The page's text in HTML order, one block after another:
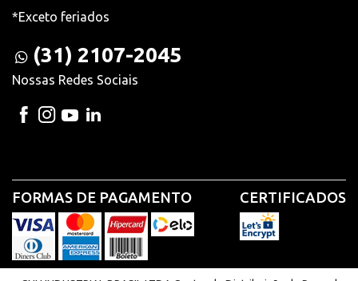
*Exceto feriados
(31) 2107-2045
Nossas Redes Sociais
FORMAS DE PAGAMENTO CERTIFICADOS